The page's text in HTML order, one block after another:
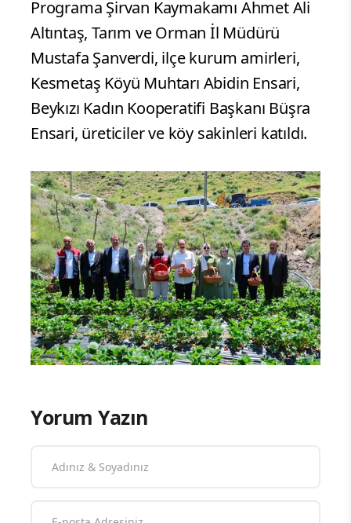
Programa Şirvan Kaymakamı Ahmet Ali
Altıntaş, Tarım ve Orman İl Müdürü
Mustafa Şanverdi, ilçe kurum amirleri,
Kesmetaş Köyü Muhtarı Abidin Ensari,
Beykızı Kadın Kooperatifi Başkanı Büşra
Ensari, üreticiler ve köy sakinleri katıldı.
Yorum Yazın